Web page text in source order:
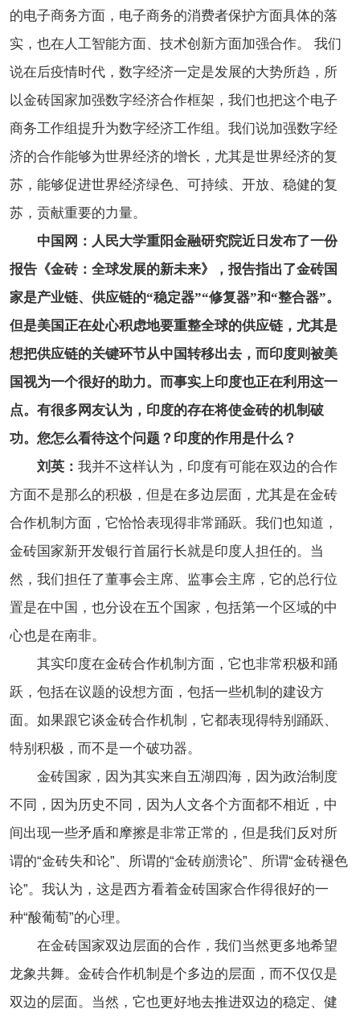
的电子商务方面，电子商务的消费者保护方面具体的落
实，也在人工智能方面、技术创新方面加强合作。 我们
说在后疫情时代，数字经济一定是发展的大势所趋，所
以金砖国家加强数字经济合作框架，我们也把这个电子
商务工作组提升为数字经济工作组。我们说加强数字经
济的合作能够为世界经济的增长，尤其是世界经济的复
苏，能够促进世界经济绿色、可持续、开放、稳健的复
苏，贡献重要的力量。
中国网：人民大学重阳金融研究院近日发布了一份
报告《金砖：全球发展的新未来》，报告指出了金砖国
家是产业链、供应链的“稳定器”“修复器”和“整合器”。
但是美国正在处心积虑地要重整全球的供应链，尤其是
想把供应链的关键环节从中国转移出去，而印度则被美
国视为一个很好的助力。而事实上印度也正在利用这一
点。有很多网友认为，印度的存在将使金砖的机制破
功。您怎么看待这个问题？印度的作用是什么？
刘英： 我并不这样认为，印度有可能在双边的合作
方面不是那么的积极，但是在多边层面，尤其是在金砖
合作机制方面，它恰恰表现得非常踊跃。我们也知道，
金砖国家新开发银行首届行长就是印度人担任的。当
然，我们担任了董事会主席、监事会主席，它的总行位
置是在中国，也分设在五个国家，包括第一个区域的中
心也是在南非。
其实印度在金砖合作机制方面，它也非常积极和踊
跃，包括在议题的设想方面，包括一些机制的建设方
面。如果跟它谈金砖合作机制，它都表现得特别踊跃、
特别积极，而不是一个破功器。
金砖国家，因为其实来自五湖四海，因为政治制度
不同，因为历史不同，因为人文各个方面都不相近，中
间出现一些矛盾和摩擦是非常正常的，但是我们反对所
谓的“金砖失和论”、所谓的“金砖崩溃论”、所谓“金砖褪色
论”。我认为，这是西方看着金砖国家合作得很好的一
种“酸葡萄”的心理。
在金砖国家双边层面的合作，我们当然更多地希望
龙象共舞。金砖合作机制是个多边的层面，而不仅仅是
双边的层面。当然，它也更好地去推进双边的稳定、健